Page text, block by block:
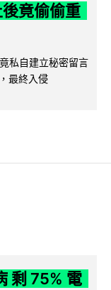
竟偷偷重
私自建立秘密留言
最終入侵
剩 75% 電